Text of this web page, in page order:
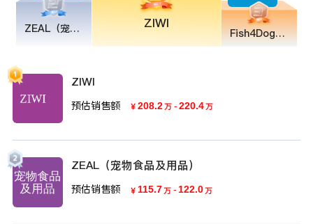
ZEAL（宠物食品及用品） ZIWI
Fish4Dogs/海洋之星
ZIWI
预估销售额 ￥ 208.2万 - 220.4万
ZEAL（宠物食品及用品）
预估销售额 ￥ 115.7万 - 122.0万